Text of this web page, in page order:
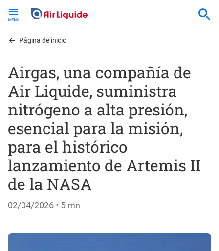
contentPágina de inicio
Airgas, una compañía de
Air Liquide, suministra
nitrógeno a alta presión,
esencial para la misión,
para el histórico
lanzamiento de Artemis II
de la NASA
02/04/2026 • 5 mn